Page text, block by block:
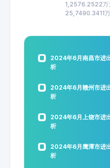
1,2576.2522万
25,7490.3411
2024年6月南昌市进
析
2024年6月赣州市进
析
2024年6月上饶市进
析
2024年6月鹰潭市进
析